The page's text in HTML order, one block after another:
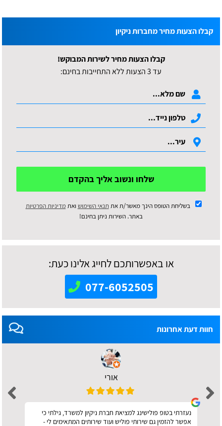
קבלו הצעות מחיר מחברות ניקיון
קבלו הצעות מחיר לשירות המבוקש!
עד 3 הצעות ללא התחייבות בחינם:
שלחו ונשוב אליך בהקדם
בשליחת הטופס הינך מאשר/ת את תנאי השימוש ואתמדיניות הפרטיות
באתר. השירות ניתן בחינם!
או באפשרותכם לחייג אלינו כעת:
077-6052505
חוות דעת אחרונות
אורי
נעזרתי בטופ פולישינג למציאת חברת ניקיון למשרד, גילתי כי
אפשר להזמין גם שירותי פוליש ועוד שירותים המתאימים לי -